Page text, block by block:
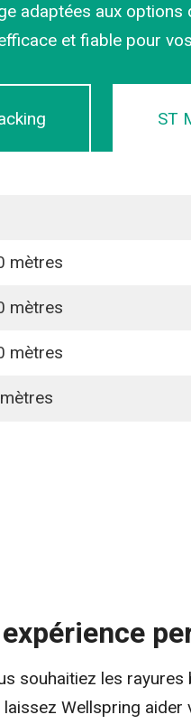
adaptées aux options
et fiable pour
ST
mètres
mètres
mètres
expérience
souhaitiez les
Wellspring